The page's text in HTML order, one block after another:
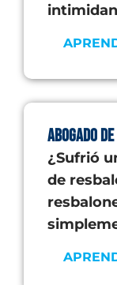
Abogado
¿Sufrió
de